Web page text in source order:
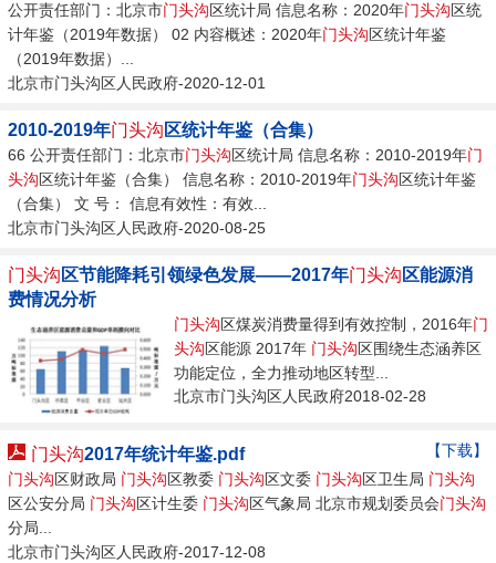
比增长15.9%，拉动规模以上工业总产值增长2.4百分点。 投资领域快
速增长。1-2月，...
公开责任部门：北京市门头沟区统计局 信息名称：2020年门头沟区统
计年鉴（2019年数据） 02 内容概述：2020年门头沟区统计年鉴
（2019年数据）...
北京市门头沟区人民政府-2020-12-01
2010-2019年门头沟 区统计年鉴（合集）
66 公开责任部门：北京市门头沟区统计局 信息名称：2010-2019年门
头沟区统计年鉴（合集） 信息名称：2010-2019年门头沟区统计年鉴
（合集） 文 号： 信息有效性：有效...
北京市门头沟区人民政府-2020-08-25
门头沟 区节能降耗引领绿色发展——2017年门头沟 区能源消
费情况分析
门头沟区煤炭消费量得到有效控制，2016年门
头沟区能源 2017年 门头沟区围绕生态涵养区
功能定位，全力推动地区转型...
北京市门头沟区人民政府2018-02-28
【下载】
门头沟2017年统计年鉴.pdf
门头沟区财政局 门头沟区教委 门头沟区文委 门头沟区卫生局 门头沟
区公安分局 门头沟区计生委 门头沟区气象局 北京市规划委员会门头沟
分局...
北京市门头沟区人民政府-2017-12-08